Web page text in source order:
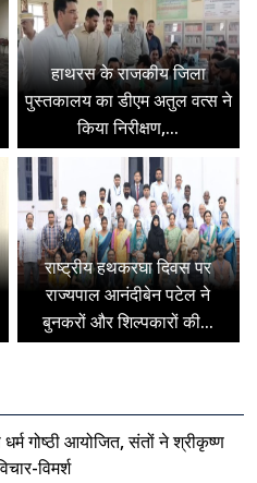
हाथरस के राजकीय जिला
पुस्तकालय का डीएम अतुल वत्स ने
किया निरीक्षण,...
राष्ट्रीय हथकरघा दिवस पर
राज्यपाल आनंदीबेन पटेल ने
बुनकरों और शिल्पकारों की...
धर्म गोष्ठी आयोजित, संतों ने श्रीकृष्ण
विमर्श